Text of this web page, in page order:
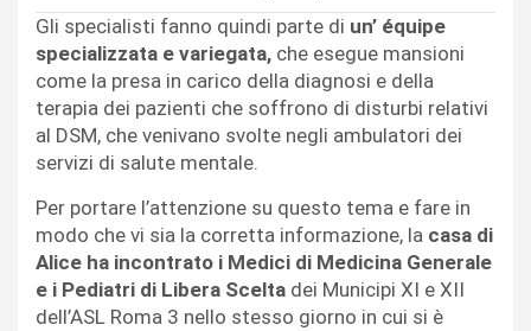
Gli specialisti fanno quindi parte di un’ équipe
specializzata e variegata, che esegue mansioni
come la presa in carico della diagnosi e della
terapia dei pazienti che soffrono di disturbi relativi
al DSM, che venivano svolte negli ambulatori dei
servizi di salute mentale.
Per portare l’attenzione su questo tema e fare in
modo che vi sia la corretta informazione, la casa di
Alice ha incontrato i Medici di Medicina Generale
e i Pediatri di Libera Scelta dei Municipi XI e XII
dell’ASL Roma 3 nello stesso giorno in cui si è